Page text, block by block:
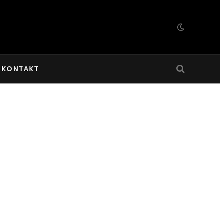
KONTAKT